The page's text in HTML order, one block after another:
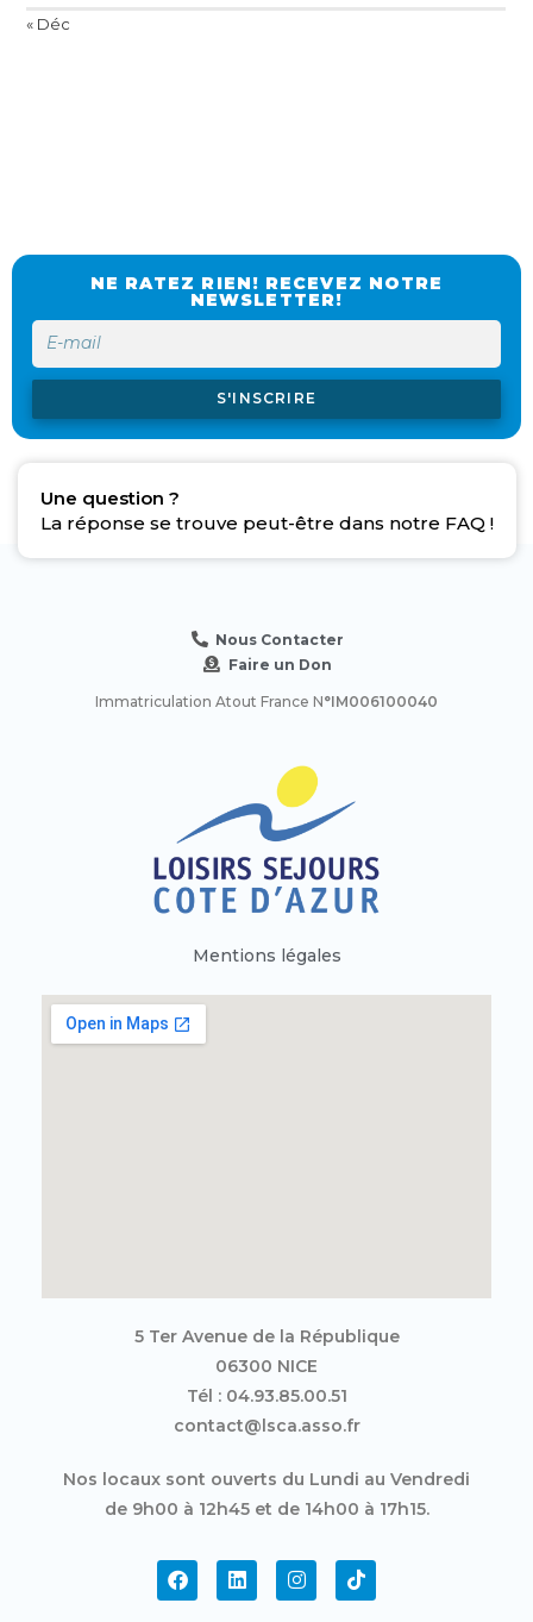
« Déc
NE RATEZ RIEN! RECEVEZ NOTRE
NEWSLETTER!
S'INSCRIRE
Une question ?
La réponse se trouve peut-être dans notre FAQ !
Nous Contacter
Faire un Don
Immatriculation Atout France N°IM006100040
Mentions légales
5 Ter Avenue de la République
06300 NICE
Tél : 04.93.85.00.51
contact@lsca.asso.fr
Nos locaux sont ouverts du Lundi au Vendredi
de 9h00 à 12h45 et de 14h00 à 17h15.